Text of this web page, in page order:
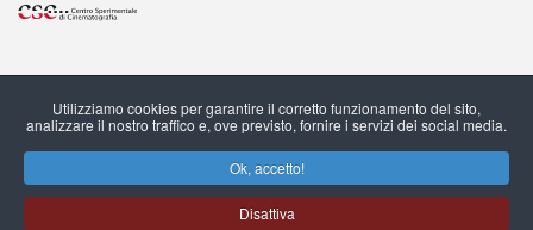
Utilizziamo cookies per garantire il corretto funzionamento del sito,
analizzare il nostro traffico e, ove previsto, fornire i servizi dei social media.
Ok, accetto!
Disattiva